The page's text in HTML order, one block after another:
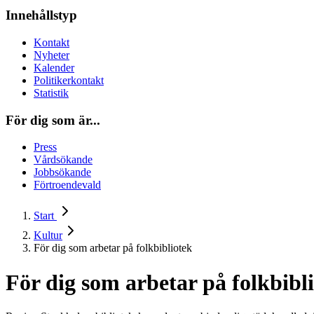
Innehållstyp
Kontakt
Nyheter
Kalender
Politikerkontakt
Statistik
För dig som är...
Press
Vårdsökande
Jobbsökande
Förtroendevald
Start
Kultur
För dig som arbetar på folkbibliotek
För dig som arbetar på